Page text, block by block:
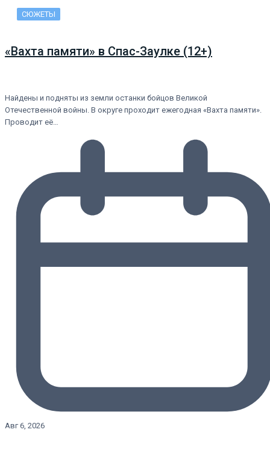
СЮЖЕТЫ
«Вахта памяти» в Спас-Заулке (12+)
Найдены и подняты из земли останки бойцов Великой
Отечественной войны. В округе проходит ежегодная «Вахта памяти».
Проводит её…
Авг 6, 2026